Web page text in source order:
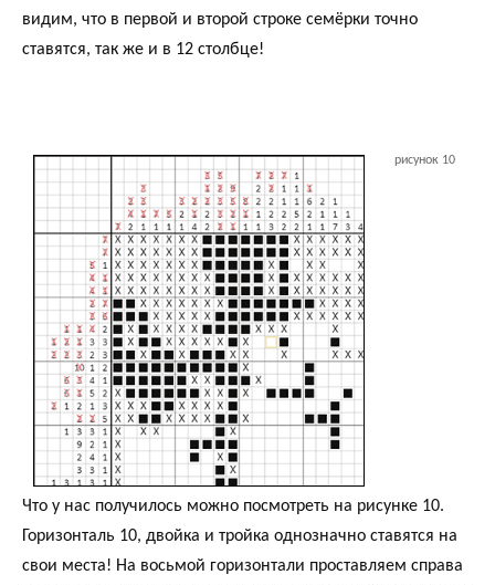
видим, что в первой и второй строке семёрки точно
ставятся, так же и в 12 столбце!
рисунок 10
Что у нас получилось можно посмотреть на рисунке 10.
Горизонталь 10, двойка и тройка однозначно ставятся на
свои места! На восьмой горизонтали проставляем справа